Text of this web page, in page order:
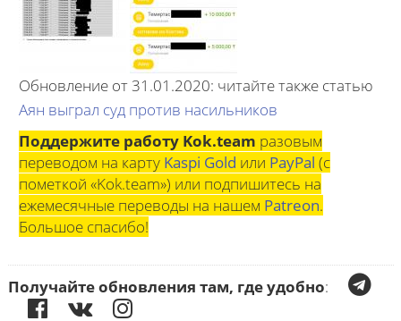
Обновление от 31.01.2020: читайте также статью
Аян выграл суд против насильников
Поддержите работу Kok.team разовым
переводом на карту Kaspi Gold или PayPal (с
пометкой «Kok.team») или подпишитесь на
ежемесячные переводы на нашем Patreon.
Большое спасибо!
Получайте обновления там, где удобно: